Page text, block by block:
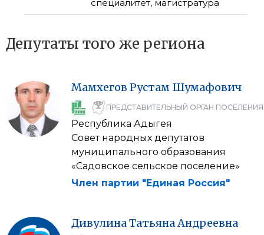
специалитет, магистратура
Депутаты того же региона
Мамхегов Рустам Шумафович
ПРЕДСТАВИТЕЛЬНЫЙ ОРГАН ПОСЕЛЕНИЯ
Республика Адыгея
Совет народных депутатов
муниципального образования
«Садовское сельское поселение»
Член партии "Единая Россия"
ДивулинаТатьянаАндреевна